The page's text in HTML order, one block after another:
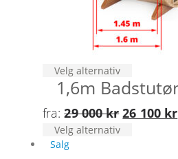
Velg alternativ
produktet
flere
1,6m
fra:29 000kr 26 100 kr
Velg alternativ
Salg